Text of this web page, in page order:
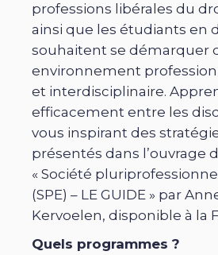
professions libérales du
ainsi que les étudiants en
souhaitent se démarquer
environnement
et interdisciplinaire.
efficacement entre les
vous inspirant des
présentés dans l’ouvrage
« Société
(SPE) – LE GUIDE » par
Kervoelen, disponible à la
Quels programmes ?